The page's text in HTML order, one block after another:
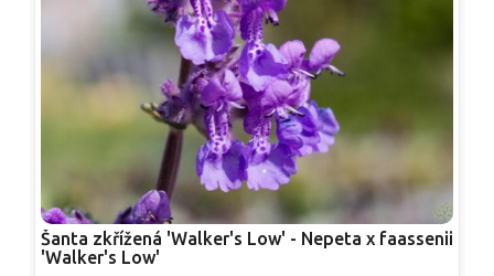
Šanta zkřížená 'Walker's Low' - Nepeta x faassenii
'Walker's Low'